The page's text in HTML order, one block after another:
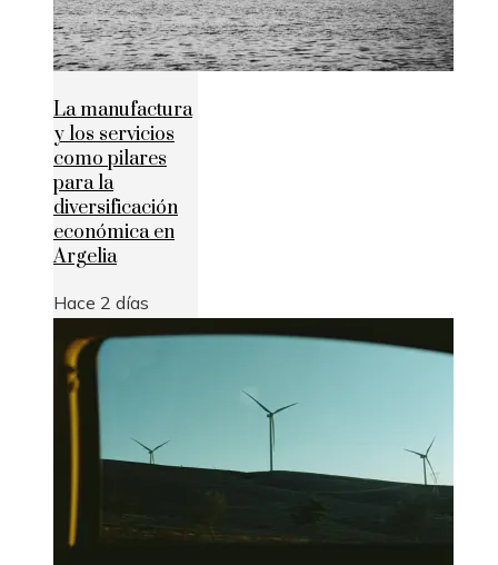
La manufactura
y los servicios
como pilares
para la
diversificación
económica en
Argelia
Hace 2 días